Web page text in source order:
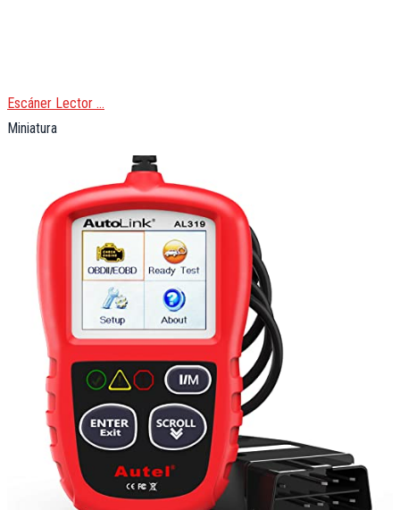
Escáner Lector …
Miniatura